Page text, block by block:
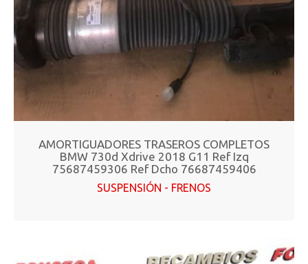
AMORTIGUADORES TRASEROS COMPLETOS
BMW 730d Xdrive 2018 G11 Ref Izq
75687459306 Ref Dcho 76687459406
SUSPENSIÓN - FRENOS